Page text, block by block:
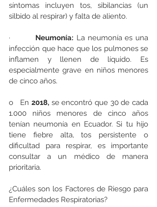
síntomas incluyen tos, sibilancias (un
silbido al respirar) y falta de aliento.
· Neumonía: La neumonía es una
infección que hace que los pulmones se
inflamen y llenen de líquido. Es
especialmente grave en niños menores
de cinco años.
o   En 2018, se encontró que 30 de cada
1.000 niños menores de cinco años
tenían neumonía en Ecuador. Si tu hijo
tiene fiebre alta, tos persistente o
dificultad para respirar, es importante
consultar a un médico de manera
prioritaria.
¿Cuáles son los Factores de Riesgo para
Enfermedades Respiratorias?